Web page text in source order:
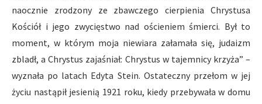
naocznie zrodzony ze zbawczego cierpienia Chrystusa
Kościół i jego zwycięstwo nad ościeniem śmierci. Był to
moment, w którym moja niewiara załamała się, judaizm
zbladł, a Chrystus zajaśniał: Chrystus w tajemnicy krzyża” –
wyznała po latach Edyta Stein. Ostateczny przełom w jej
życiu nastąpił jesienią 1921 roku, kiedy przebywała w domu